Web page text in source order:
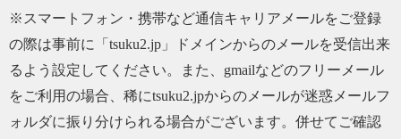
※スマートフォン・携帯など通信キャリアメールをご登録
の際は事前に「tsuku2.jp」ドメインからのメールを受信出来
るよう設定してください。また、gmailなどのフリーメール
をご利用の場合、稀にtsuku2.jpからのメールが迷惑メールフ
ォルダに振り分けられる場合がございます。併せてご確認